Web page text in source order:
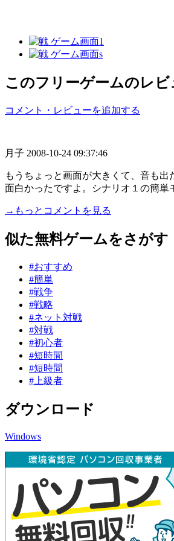
このフリーゲームのレビ
コメント・レビューを追加する
月子 2008-10-24 09:37:46
もうちょっと画面が大きくて、音も出
面白かったですよ。シナリオ１の簡
→もっとコメントを見る
似た無料ゲームをさがす
#おすすめ
#簡単
#戦争
#戦略
#ネット対戦
#対戦
#初心者
#短時間
#短時間
#上級者
ダウンロード
Windows